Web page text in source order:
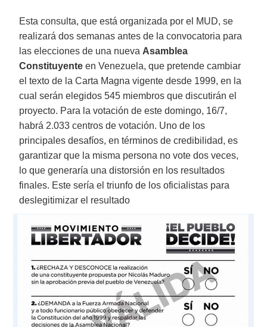
Esta consulta, que está organizada por el MUD, se
realizará dos semanas antes de la convocatoria para
las elecciones de una nueva Asamblea
Constituyente en Venezuela, que pretende cambiar
el texto de la Carta Magna vigente desde 1999, en la
cual serán elegidos 545 miembros que discutirán el
proyecto. Para la votación de este domingo, 16/7,
habrá 2.033 centros de votación. Uno de los
principales desafíos, en términos de credibilidad, es
garantizar que la misma persona no vote dos veces,
lo que generaría una distorsión en los resultados
finales. Este sería el triunfo de los oficialistas para
deslegitimizar el resultado